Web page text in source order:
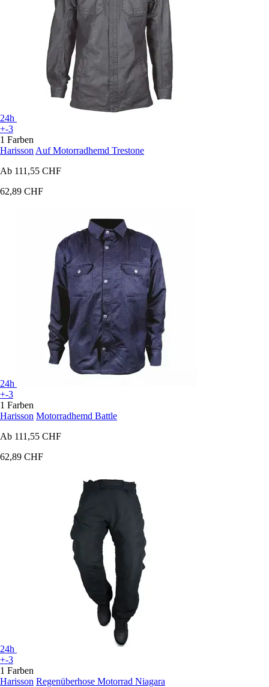
24h
+-3
1 Farben
Harisson Auf Motorradhemd Trestone
Ab 111,55 CHF
62,89 CHF
24h
+-3
1 Farben
Harisson Motorradhemd Battle
Ab 111,55 CHF
62,89 CHF
24h
+-3
1 Farben
Harisson Regenüberhose Motorrad Niagara